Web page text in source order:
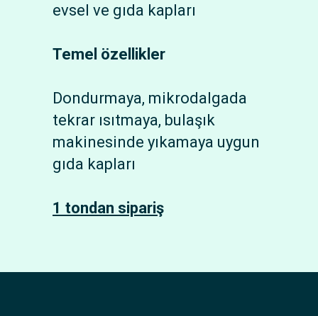
evsel ve gıda kapları
Temel özellikler
Dondurmaya, mikrodalgada
tekrar ısıtmaya, bulaşık
makinesinde yıkamaya uygun
gıda kapları
1 tondan sipariş